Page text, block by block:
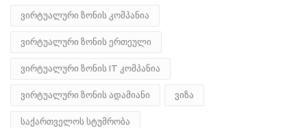
ვირტუალური ზონის კომპანია
ვირტუალური ზონის ერთეული
ვირტუალური ზონის IT კომპანია
ვირტუალური ზონის ადამიანი ვიზა
საქართველოს სტუმრობა